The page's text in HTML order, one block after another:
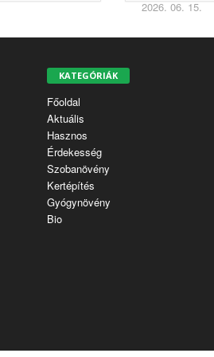
2026. 06. 15.
KATEGÓRIÁK
Főoldal
Aktuális
Hasznos
Érdekesség
Szobanövény
Kertépítés
Gyógynövény
Bio